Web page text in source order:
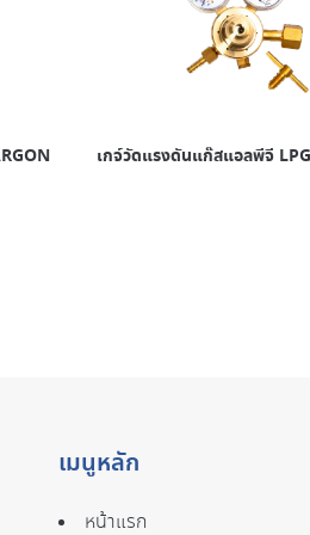
เกจ์วัดแรงดันแก๊สแอลพีจี
เมนูหลัก
หน้าแรก